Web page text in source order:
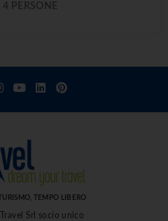
4 PERSONE
TEMPO LIBERO
Srl socio unico